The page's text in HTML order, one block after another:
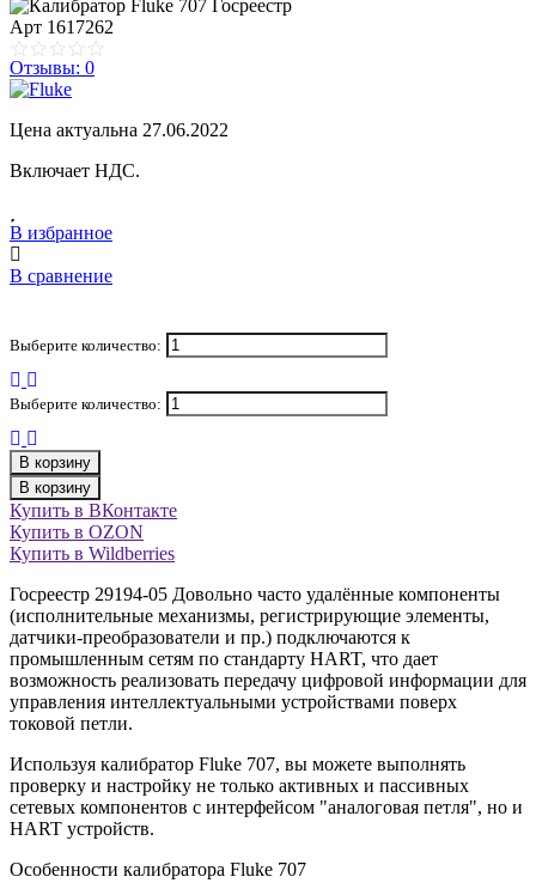
Арт 1617262
Отзывы: 0
Цена актуальна 27.06.2022
Включает НДС.
В избранное
В сравнение
Выберите количество:
Выберите количество:
В корзину
В корзину
Купить в ВКонтакте
Купить в OZON
Купить в Wildberries
Госреестр 29194-05 Довольно часто удалённые компоненты
(исполнительные механизмы, регистрирующие элементы,
датчики-преобразователи и пр.) подключаются к
промышленным сетям по стандарту HART, что дает
возможность реализовать передачу цифровой информации для
управления интеллектуальными устройствами поверх
токовой петли.
Используя калибратор Fluke 707, вы можете выполнять
проверку и настройку не только активных и пассивных
сетевых компонентов с интерфейсом "аналоговая петля", но и
HART устройств.
Особенности калибратора Fluke 707